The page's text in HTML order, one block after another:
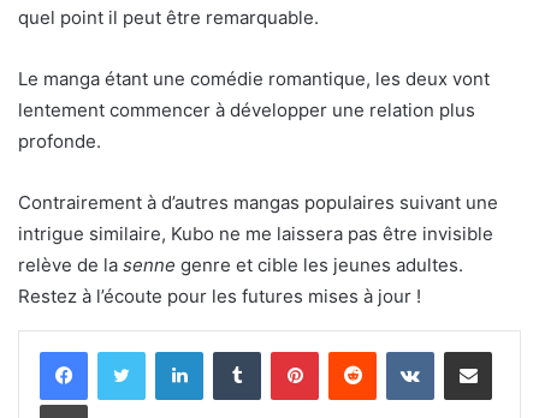
quel point il peut être remarquable.
Le manga étant une comédie romantique, les deux vont
lentement commencer à développer une relation plus
profonde.
Contrairement à d’autres mangas populaires suivant une
intrigue similaire, Kubo ne me laissera pas être invisible
relève de la senne genre et cible les jeunes adultes.
Restez à l’écoute pour les futures mises à jour !
LinkedinTumblr PinterestReddit VKontaktePartager par email
Imprimer